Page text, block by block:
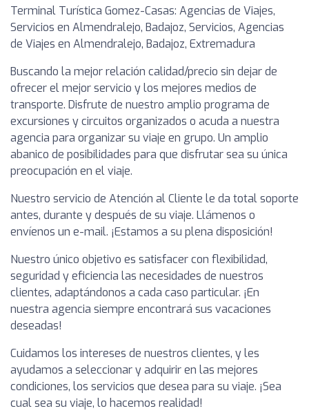
Terminal Turística Gomez-Casas: Agencias de Viajes,
Servicios en Almendralejo, Badajoz, Servicios, Agencias
de Viajes en Almendralejo, Badajoz, Extremadura
Buscando la mejor relación calidad/precio sin dejar de
ofrecer el mejor servicio y los mejores medios de
transporte. Disfrute de nuestro amplio programa de
excursiones y circuitos organizados o acuda a nuestra
agencia para organizar su viaje en grupo. Un amplio
abanico de posibilidades para que disfrutar sea su única
preocupación en el viaje.
Nuestro servicio de Atención al Cliente le da total soporte
antes, durante y después de su viaje. Llámenos o
envíenos un e-mail. ¡Estamos a su plena disposición!
Nuestro único objetivo es satisfacer con flexibilidad,
seguridad y eficiencia las necesidades de nuestros
clientes, adaptándonos a cada caso particular. ¡En
nuestra agencia siempre encontrará sus vacaciones
deseadas!
Cuidamos los intereses de nuestros clientes, y les
ayudamos a seleccionar y adquirir en las mejores
condiciones, los servicios que desea para su viaje. ¡Sea
cual sea su viaje, lo hacemos realidad!